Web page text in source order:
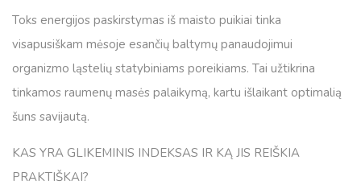
Toks energijos paskirstymas iš maisto puikiai tinka
visapusiškam mėsoje esančių baltymų panaudojimui
organizmo ląstelių statybiniams poreikiams. Tai užtikrina
tinkamos raumenų masės palaikymą, kartu išlaikant optimalią
šuns savijautą.
KAS YRA GLIKEMINIS INDEKSAS IR KĄ JIS REIŠKIA
PRAKTIŠKAI?